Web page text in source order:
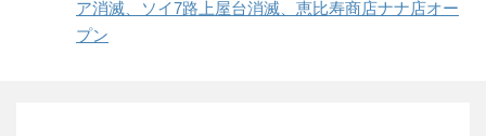
ア消滅、ソイ7路上屋台消滅、恵比寿商店ナナ店オー
プン